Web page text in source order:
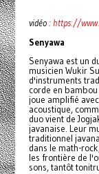
vidéo : https://
Senyawa
Senyawa est un
musicien Wukir
d'instruments
corde en
joue amplifié
acoustique,
duo vient de
javanaise. Leur
traditionnel
dans le math-
les frontière de
sons, tantôt